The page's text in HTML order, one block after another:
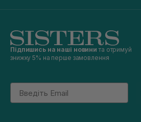
Підпишись на наші новини та отримуй
знижку 5% на перше замовлення
Email